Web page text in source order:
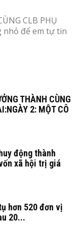
CLB PHỤ
nhỏ để em tự tin
THÀNH CÙNG
2: MỘT CÔ
động thành
xã hội trị giá
hơn 520 đơn vị
20...